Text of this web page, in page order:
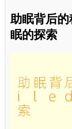
助眠背后
眠的探索